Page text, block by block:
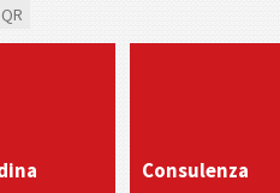
Consulenza